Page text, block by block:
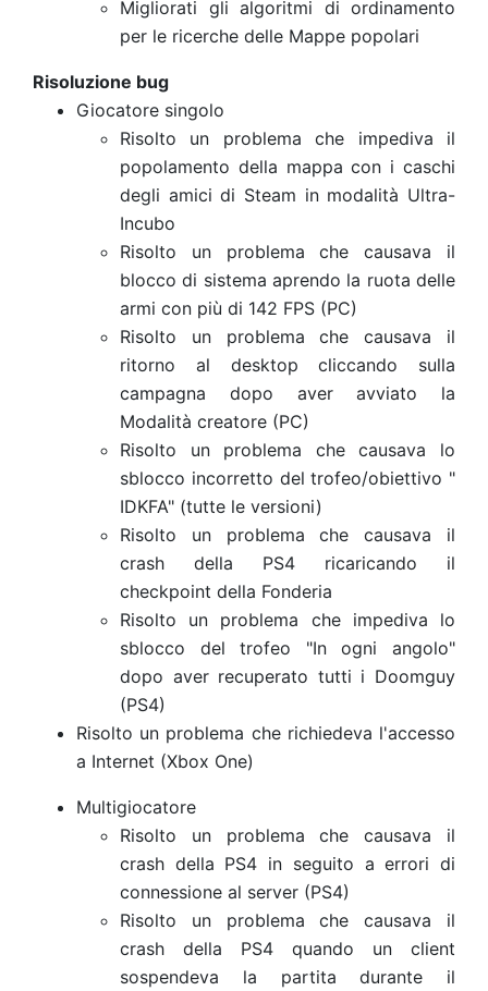
Migliorati gli algoritmi di ordinamento
per le ricerche delle Mappe popolari
Risoluzione bug
Giocatore singolo
Risolto un problema che impediva il
popolamento della mappa con i caschi
degli amici di Steam in modalità Ultra-
Incubo
Risolto un problema che causava il
blocco di sistema aprendo la ruota delle
armi con più di 142 FPS (PC)
Risolto un problema che causava il
ritorno al desktop cliccando sulla
campagna dopo aver avviato la
Modalità creatore (PC)
Risolto un problema che causava lo
sblocco incorretto del trofeo/obiettivo "
IDKFA" (tutte le versioni)
Risolto un problema che causava il
crash della PS4 ricaricando il
checkpoint della Fonderia
Risolto un problema che impediva lo
sblocco del trofeo "In ogni angolo"
dopo aver recuperato tutti i Doomguy
(PS4)
Risolto un problema che richiedeva l'accesso
a Internet (Xbox One)
Multigiocatore
Risolto un problema che causava il
crash della PS4 in seguito a errori di
connessione al server (PS4)
Risolto un problema che causava il
crash della PS4 quando un client
sospendeva la partita durante il